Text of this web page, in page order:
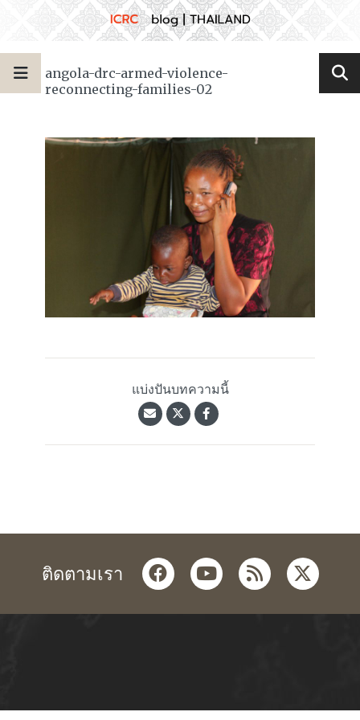
angola-drc-armed-violence-
reconnecting-families-02
แบ่งปันบทความนี้
ติดตามเรา facebookyoutube
rss twitter